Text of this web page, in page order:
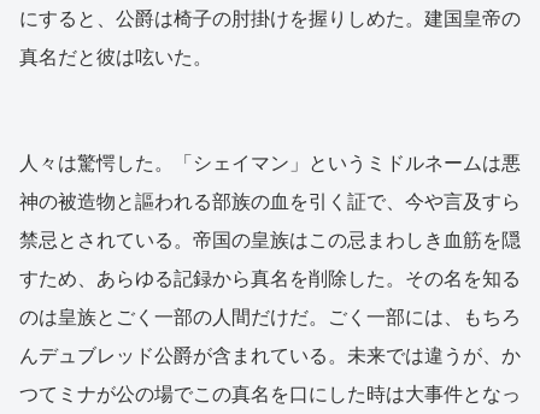
にすると、公爵は椅子の肘掛けを握りしめた。建国皇帝の
真名だと彼は呟いた。
人々は驚愕した。「シェイマン」というミドルネームは悪
神の被造物と謳われる部族の血を引く証で、今や言及すら
禁忌とされている。帝国の皇族はこの忌まわしき血筋を隠
すため、あらゆる記録から真名を削除した。その名を知る
のは皇族とごく一部の人間だけだ。ごく一部には、もちろ
んデュブレッド公爵が含まれている。未来では違うが、か
つてミナが公の場でこの真名を口にした時は大事件となっ